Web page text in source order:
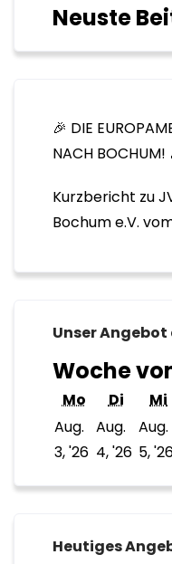
Neuste
🎉 DIE
NACH BOCHUM!
Kurzbericht zu
Bochum e.V.
Unser Angebot
Woche
MoMontag
Di Mi
Aug.
3, '263.
Aug.
4, '264.
Aug.
5,
Heutiges